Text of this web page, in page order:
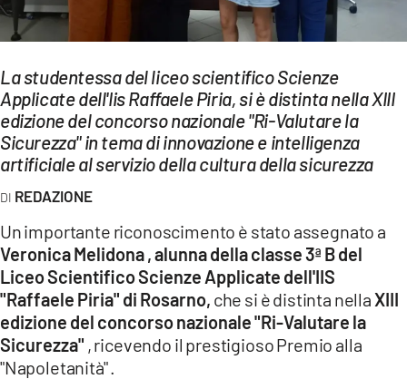
Streaming
LAC TV
LAC NETWORK
LAC ONAIR
LaC
LACPLAY.IT
LACTV.IT
LACONAIR.IT
LACITYMAG.IT
La studentessa del liceo scientifico Scienze
Applicate dell'Iis Raffaele Piria, si è distinta nella XIII
edizione del concorso nazionale "Ri-Valutare la
Sicurezza" in tema di innovazione e intelligenza
artificiale al servizio della cultura della sicurezza
REDAZIONE
Un importante riconoscimento è stato assegnato a
Veronica Melidona, alunna della classe 3ª B del
Liceo Scientifico Scienze Applicate dell'IIS
"Raffaele Piria" di Rosarno, che si è distinta nellaXIII
edizione del concorso nazionale "Ri-Valutare la
Sicurezza" , ricevendo il prestigioso Premio alla
"Napoletanità" .